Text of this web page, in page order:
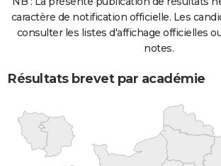
caractère de notification officielle. Les
consulter les listes d'affichage officielles
notes.
Résultats brevet par académie